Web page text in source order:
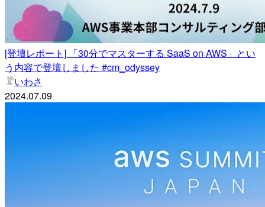
[登壇レポート] 「30分でマスターする SaaS on AWS」とい
う内容で登壇しました #cm_odyssey
いわさ
2024.07.09